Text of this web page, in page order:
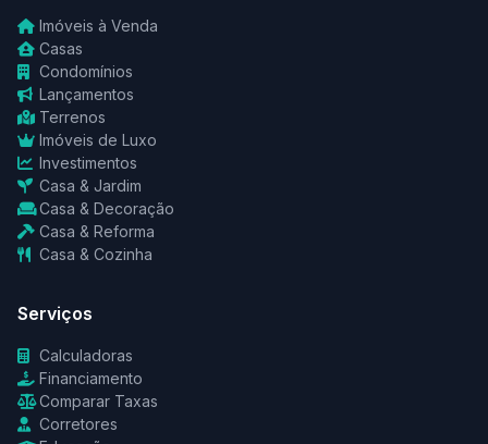
Imóveis à Venda
Casas
Condomínios
Lançamentos
Terrenos
Imóveis de Luxo
Investimentos
Casa & Jardim
Casa & Decoração
Casa & Reforma
Casa & Cozinha
Serviços
Calculadoras
Financiamento
Comparar Taxas
Corretores